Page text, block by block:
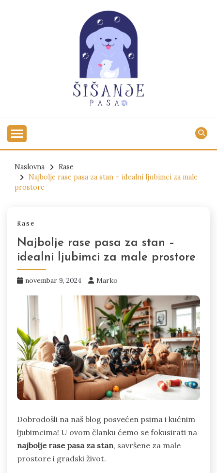
Naslovna
Rase
Najbolje rase pasa za stan – idealni ljubimci za male
prostore
Rase
Najbolje rase pasa za stan –
idealni ljubimci za male prostore
novembar 9, 2024 Marko
Dobrodošli na naš blog posvećen psima i kućnim
ljubimcima! U ovom članku ćemo se fokusirati na
najbolje rase pasa za stan, savršene za male
prostore i gradski život.